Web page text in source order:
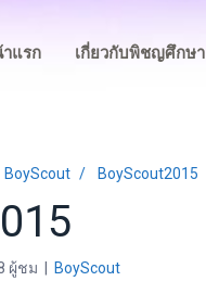
แรก เกี่ยวกับพิชญศึกษา
BoyScout BoyScout2015
ผู้ชม BoyScout